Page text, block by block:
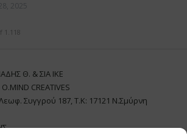
2025
1.118
Θ. & ΣΙΑ ΙΚΕ
O.MIND CREATIVES
Συγγρού 187, Τ.Κ: 17121 Ν.Σμύρνη